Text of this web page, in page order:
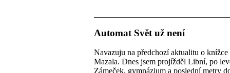
Automat Svět už není
Navazuju na předchozí aktualitu o knížce
Mazala. Dnes jsem projížděl Libní, po
Zámeček, gymnázium a poslední metry